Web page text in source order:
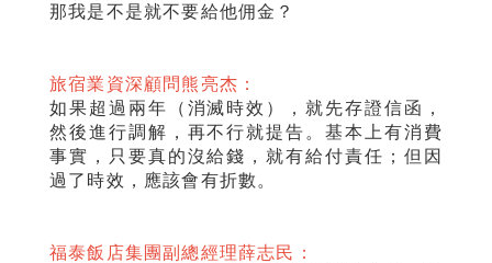
那我是不是就不要給他佣金？
旅宿業資深顧問熊亮杰：
如果超過兩年（消滅時效），就先存證信函，
然後進行調解，再不行就提告。基本上有消費
事實，只要真的沒給錢，就有給付責任；但因
過了時效，應該會有折數。
福泰飯店集團副總經理薛志民：